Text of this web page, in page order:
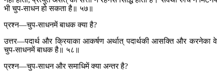
भी चुप-साधन हो सकता है॥ ५७॥
प्रश्न—चुप-साधनमें बाधक क्या है?
उत्तर—पदार्थ और क्रियाका आकर्षण अर्थात् पदार्थकी आसक्ति और करनेका
चुप-साधनमें बाधक है॥ ५८॥
प्रश्न—चुप-साधन और समाधिमें क्या अन्तर है?